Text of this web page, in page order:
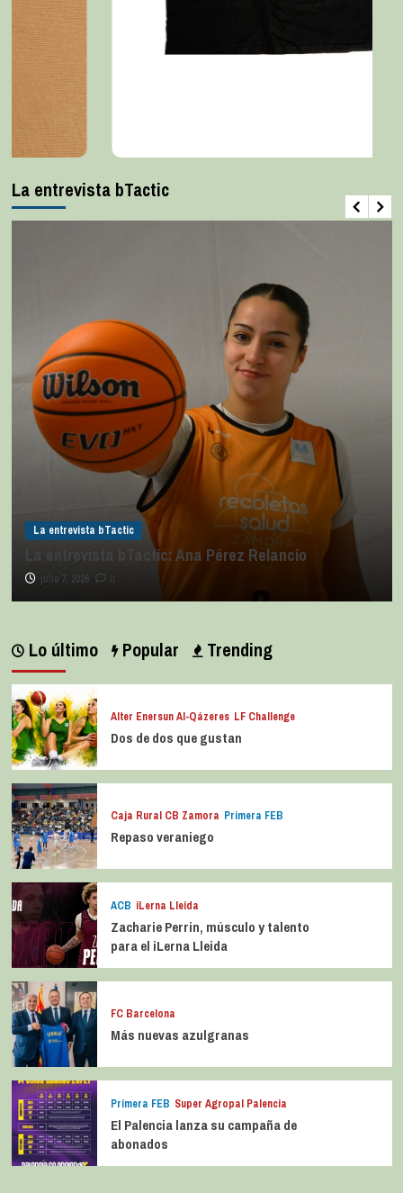
La entrevista bTactic
La entrevista bTactic
La entrevista bTactic: Ana Pérez Relancio
julio 7, 2026 0
Lo último Popular Trending
Alter Enersun Al-Qázeres LF Challenge
Dos de dos que gustan
Caja Rural CB Zamora Primera FEB
Repaso veraniego
ACB iLerna Lleida
Zacharie Perrin, músculo y talento
para el iLerna Lleida
FC Barcelona
Más nuevas azulgranas
Primera FEB Super Agropal Palencia
El Palencia lanza su campaña de
abonados